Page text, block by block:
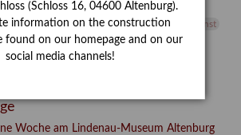
Bildende Kunst
studioDIGITAL
Vermittlung Video
Videokunst
Weihnachten Werefkin
Winter Wissenschaft
Woche am Lindenau-Museum Altenburg
(Schloss 16, 04600 Altenburg).
information on the construction
found on our homepage and on our
social media channels!